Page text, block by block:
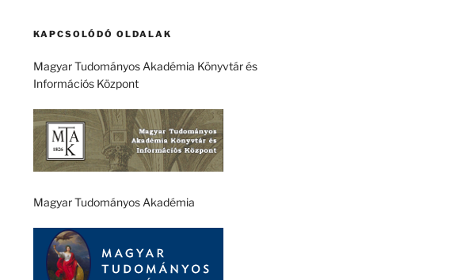
KAPCSOLÓDÓ OLDALAK
Magyar Tudományos Akadémia Könyvtár és
Információs Központ
Magyar Tudományos Akadémia